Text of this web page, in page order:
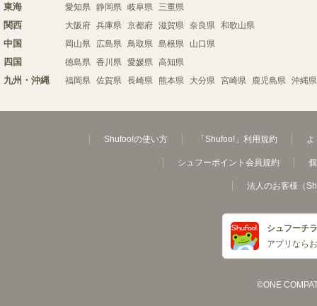
東海 愛知県 静岡県 岐阜県 三重県
関西 大阪府 兵庫県 京都府 滋賀県 奈良県 和歌山県
中国 岡山県 広島県 鳥取県 島根県 山口県
四国 徳島県 香川県 愛媛県 高知県
九州・沖縄 福岡県 佐賀県 長崎県 熊本県 大分県 宮崎県 鹿児島県 沖縄県
Shufoo!の使い方 「Shufoo!」利用規約 よ
シュフーポイント会員規約
法人のお客様（
シュフーチ
アプリなら
©ONE